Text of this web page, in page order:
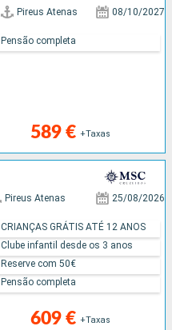
Pireus Atenas 08/10/2027
589 € +Taxas
Pensão completa
Pireus Atenas 25/08/2026
609 € +Taxas
CRIANÇAS GRÁTIS ATÉ 12 ANOS
Clube infantil desde os 3 anos
Reserve com 50€
Pensão completa